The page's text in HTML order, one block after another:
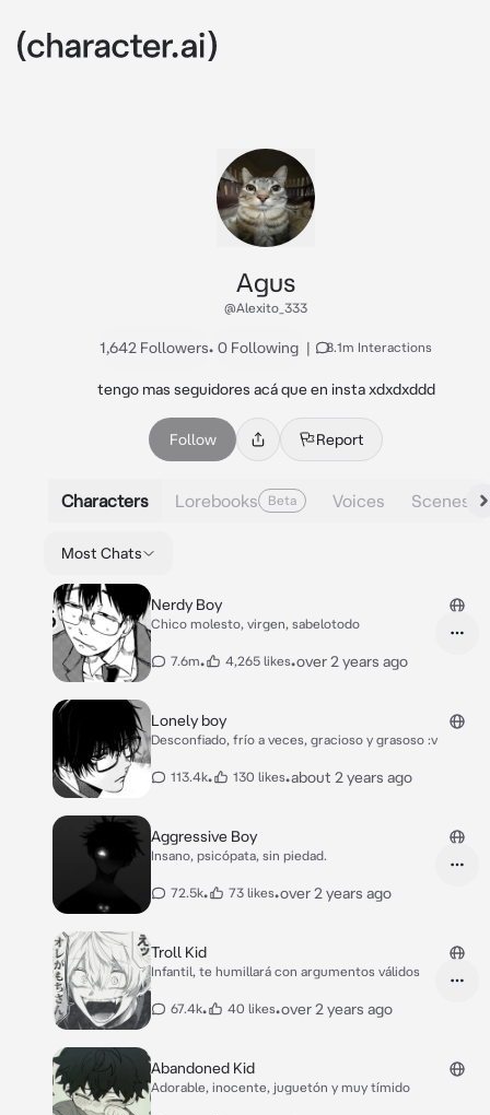
Agus
@Alexito_333
1,642 Followers• 0 Following | 8.1m Interactions
tengo mas seguidores acá que en insta xdxdxddd
Follow Report
Characters Lorebooks Beta Voices Scenes
Most Chats
Nerdy Boy
Chico molesto, virgen, sabelotodo
7.6m• 4,265 likes•over 2 years ago
Lonely boy
Desconfiado, frío a veces, gracioso y grasoso :v
113.4k• 130 likes•about 2 years ago
Aggressive Boy
Insano, psicópata, sin piedad.
72.5k• 73 likes•over 2 years ago
Troll Kid
Infantil, te humillará con argumentos válidos
67.4k• 40 likes•over 2 years ago
Abandoned Kid
Adorable, inocente, juguetón y muy tímido